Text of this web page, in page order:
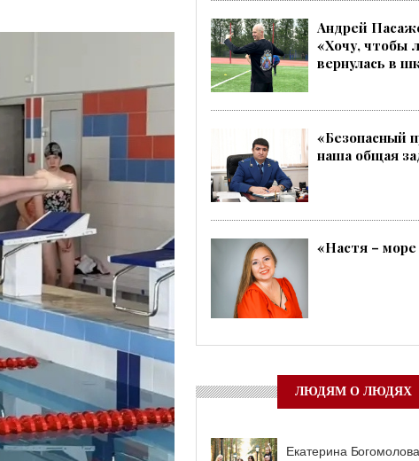
спортивно-туристский слёт
Бахир в составе сборной Ленобласти стала
отряд: делаем город чище, а себя — каждый
2026
в поселке Синявино
в школу!
Отвечаем!
2026
Андрей
«Хочу, чтобы
вернулась в
«Безопасный
наша общая
«Настя –
ЛЮДЯМ О ЛЮДЯХ
Екатерина